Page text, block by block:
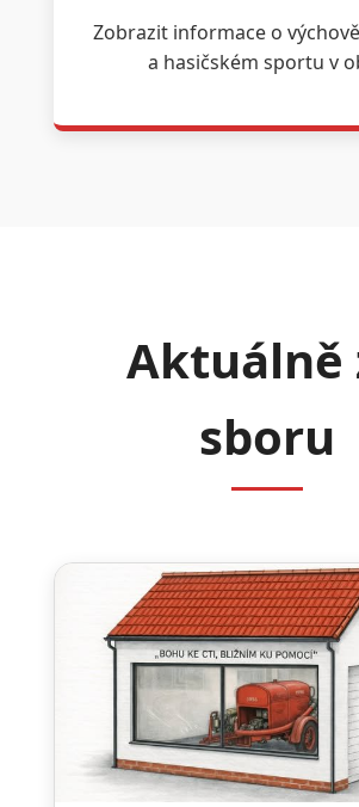
Zobrazit informace o
a hasičském sportu v
Aktuálně
sboru